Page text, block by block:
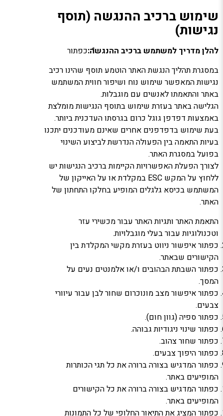
שימוש ברכיב ההנגשה (תוסף
נגישות)
במסגרת תהליך הנגשת האתר הוטמע תוסף שהינו רכיב
נגישות המאפשר שימוש נוח ושיפור חווית המשתמש
באתר והתאמתו לאנשים עם מוגבלות.
הגלישה באתר בעזרת שימוש בתוסף הנגישות מומלצת
באמצעות דפדפן גוגל כרום בגרסתו העדכנית ביותר.
בעת שימוש בדפדפנים אחרים שאינם מעודכנים יתכנו
בעיות התאמה בין הפעולה הנדרשת לביצוע השינוי
בפועל במסגרת האתר.
לצורך הפעלת האפשרויות הקיימות ברכיב הנגישות יש
ללחוץ על המקש ESC במקלדת או על האייקון של
המשתמש בכיסא גלגלים המופיע בחלקו התחתון של
האתר.
להלן מדריך למשתמש ברכיב ההנגשה:כפתור
התאמת האתר ותגיות האתר עבור מכשירי עזר
וטכנולוגיות עבור בעלי מוגבלויות.
כפתור איפשור ניווט בעזרת מקשי המקלדת בין
הקישורים שבאתר.
כפתור השבתת הבהובים ו/או אלמנטים נעים על
המסך.
כפתור איפשור מצב מונוכרום שחור לבן עבור עיוורי
צבעים.
כפתור ספיה (גוון חום).
כפתור שינוי ניגודיות גבוהה.
כפתור שחור צהוב.
כפתור היפוך צבעים.
כפתור המדגיש בצורה ברורה את כל תגי הכותרות
המופיעים באתר.
כפתור המדגיש בצורה ברורה את כל הקישורים
המופיעים באתר.
כפתור המציג את התיאור החלופי של כל התמונות